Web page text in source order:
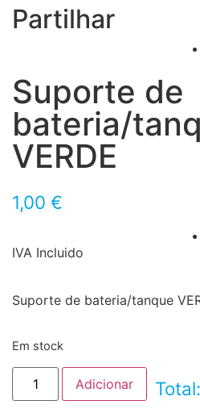
Suporte de
bateria/
VERDE
1,00 €
IVA Incluido
Suporte de bateria/tanque
Em stock
Adicionar Total:
Partilhar